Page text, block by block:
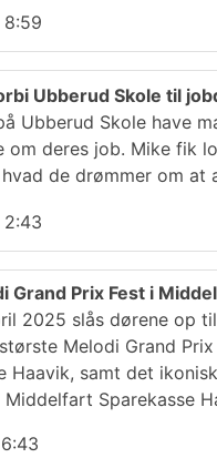
8:59
Ubberud Skole til
Ubberud Skole have
deres job. Mike fik
de drømmer om at
2:43
Grand Prix Fest i
2025 slås dørene op
Melodi Grand
Haavik, samt det
Middelfart Sparekasse
6:43